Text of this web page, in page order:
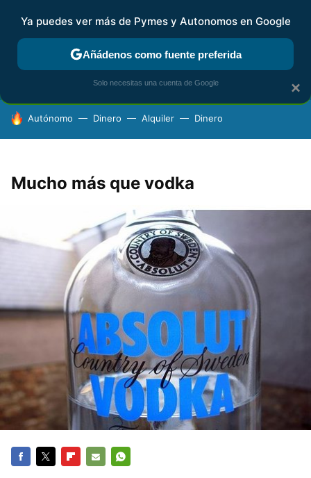
FISCALIDAD Y CONTABILIDAD KIT DIGITAL RENTA
HOY SE HABLA DE
Autónomo Dinero Alquiler Dinero
Mucho más que vodka
×
Ya puedes ver más de Pymes y Autonomos en Google
Añádenos como fuente preferida
Solo necesitas una cuenta de Google